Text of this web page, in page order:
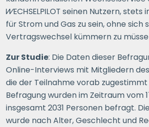
WECHSELPILOT seinen Nutzern, stets
für Strom und Gas zu sein, ohne sich
Vertragswechsel kümmern zu
Zur Studie: Die Daten dieser
Online-Interviews mit Mitgliedern des
die der Teilnahme vorab zugestimmt
Befragung wurden im Zeitraum vom
insgesamt 2031 Personen befragt.
wurde nach Alter, Geschlecht und